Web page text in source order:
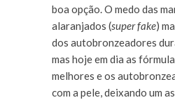
boa opção. O medo das
alaranjados (super fake)
dos autobronzeadores
mas hoje em dia as
melhores e os
com a pele, deixando um